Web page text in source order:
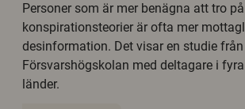
Personer som är mer benägna att tro på
konspirationsteorier är ofta mer
desinformation. Det visar en studie från
Försvarshögskolan med deltagare i
länder.